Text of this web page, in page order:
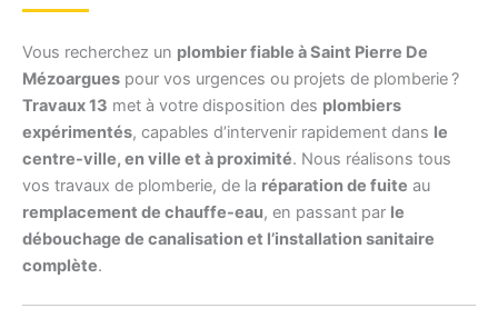
Vous recherchez un plombier fiable à Saint Pierre De
Mézoargues pour vos urgences ou projets de plomberie ?
Travaux 13 met à votre disposition des plombiers
expérimentés, capables d’intervenir rapidement dans le
centre-ville, en ville et à proximité. Nous réalisons tous
vos travaux de plomberie, de la réparation de fuite au
remplacement de chauffe-eau, en passant par le
débouchage de canalisation et l’installation sanitaire
complète.